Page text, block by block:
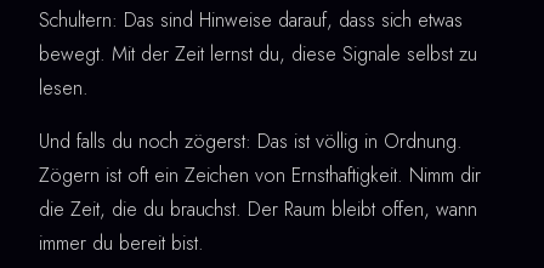
Schultern: Das sind Hinweise darauf, dass sich etwas
bewegt. Mit der Zeit lernst du, diese Signale selbst zu
lesen.
Und falls du noch zögerst: Das ist völlig in Ordnung.
Zögern ist oft ein Zeichen von Ernsthaftigkeit. Nimm dir
die Zeit, die du brauchst. Der Raum bleibt offen, wann
immer du bereit bist.